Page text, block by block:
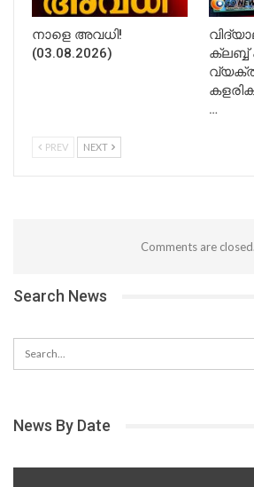
നാളെ അവധി!
(03.08.2026)
…
PREV NEXT
Comments are closed.
Search News
News By Date